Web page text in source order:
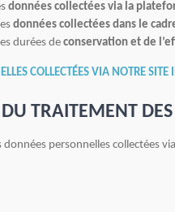
données collectées via la
données collectées dans le
durées de conservation et de
COLLECTÉES VIA NOTRE SITE
TRAITEMENT
personnelles collectées